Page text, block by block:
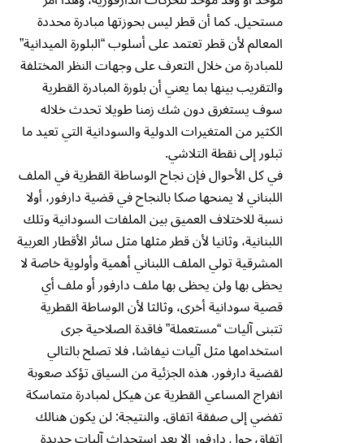
مستحيل. كما أن قطر ليس بحوزتها مبادرة محددة
المعالم لأن قطر تعتمد على أسلوب “البلورة الميدانية”
للمبادرة من خلال التعرف على وجهات النظر المختلفة
والتقريب بينها بما يعني أن بلورة المبادرة القطرية
سوف يستغرق دون شك زمنا طويلا تحدث خلاله
الكثير من المتغيرات الدولية والسودانية التي تعيد ما
تبلور إلى نقطة التلاشي.
في كل الأحوال فإن نجاح الوساطة القطرية في الملف
اللبناني لا يمنحها صكا بالنجاح في قضية دارفور، أولا
نسبة للاختلاف العميق بين الملفات السودانية وتلك
اللبنانية، وثانيا لأن قطر مثلها مثل سائر الأقطار العربية
المشرقية تولي الملف اللبناني أهمية وأولوية خاصة لا
يحظى بها ولن يحظى بها ملف دارفور أو ملف أي
قصية سودانية أخرى، وثالثا لأن الوساطة القطرية
تتبنى آليات “مستعملة” فاقدة الصلاحية جرى
استخدامها مثل آليات نيفاشا، فلا تصلح بالتالي
لقضية دارفور. هذه الجزئية من السياق تؤكد صعوبة
انفراج المساعي القطرية عن هيكل لمبادرة متماسكة
تفضي إلى صفقة اتفاق. والنتيجة: لن يكون هنالك